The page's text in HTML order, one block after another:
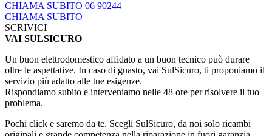
CHIAMA SUBITO 06 90244
CHIAMA SUBITO
SCRIVICI
VAI SULSICURO
Un buon elettrodomestico affidato a un buon tecnico può durare
oltre le aspettative. In caso di guasto, vai SulSicuro, ti proponiamo il
servizio più adatto alle tue esigenze.
Rispondiamo subito e interveniamo nelle 48 ore per risolvere il tuo
problema.
Pochi click e saremo da te. Scegli SulSicuro, da noi solo ricambi